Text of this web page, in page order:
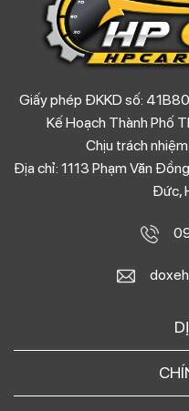
Giấy phép ĐKKD số:
Kế Hoạch Thành Phố
Chịu trách
Địa chỉ: 1113 Phạm Văn
Đức,